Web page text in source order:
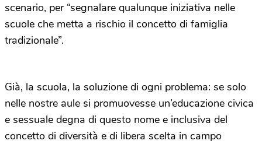
scenario, per “segnalare qualunque iniziativa nelle
scuole che metta a rischio il concetto di famiglia
tradizionale”.
Già, la scuola, la soluzione di ogni problema: se solo
nelle nostre aule si promuovesse un’educazione civica
e sessuale degna di questo nome e inclusiva del
concetto di diversità e di libera scelta in campo